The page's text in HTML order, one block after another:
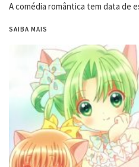
A comédia romântica tem data de
SAIBA MAIS